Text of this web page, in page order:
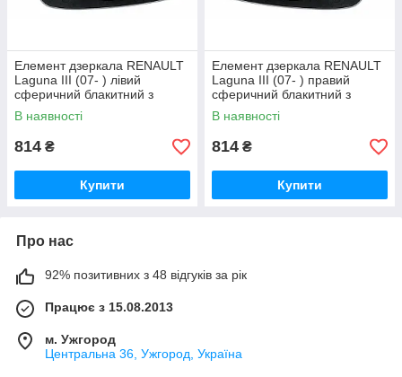
Елемент дзеркала RENAULT
Laguna III (07- ) лівий
сферичний блакитний з
обігрівом
В наявності
814 ₴
Купити
Елемент дзеркала RENAULT
Laguna III (07- ) правий
сферичний блакитний з
обігрівом
В наявності
814 ₴
Купити
Про нас
92% позитивних з 48 відгуків за рік
Працює з 15.08.2013
м. Ужгород
Центральна 36, Ужгород, Україна